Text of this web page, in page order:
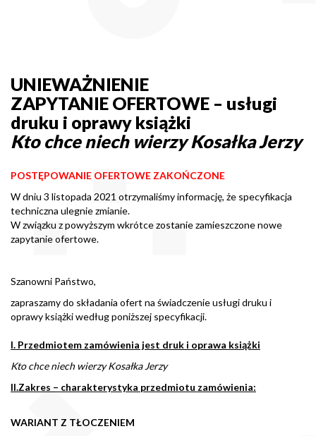
UNIEWAŻNIENIE
ZAPYTANIE OFERTOWE – usługi
druku i oprawy książki
Kto chce niech wierzy Kosałka Jerzy
POSTĘPOWANIE OFERTOWE ZAKOŃCZONE
W dniu 3 listopada 2021 otrzymaliśmy informację, że specyfikacja
techniczna ulegnie zmianie.
W związku z powyższym wkrótce zostanie zamieszczone nowe
zapytanie ofertowe.
Szanowni Państwo,
zapraszamy do składania ofert na świadczenie usługi druku i
oprawy książki według poniższej specyfikacji.
I. Przedmiotem zamówienia jest druk i oprawa książki
Kto chce niech wierzy Kosałka Jerzy
II.Zakres – charakterystyka przedmiotu zamówienia:
WARIANT Z TŁOCZENIEM